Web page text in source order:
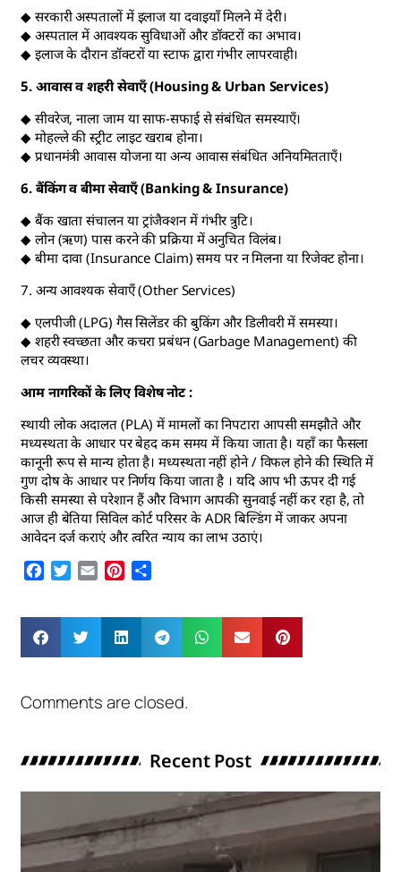
◆ सरकारी अस्पतालों में इलाज या दवाइयाँ मिलने में देरी।
◆ अस्पताल में आवश्यक सुविधाओं और डॉक्टरों का अभाव।
◆ इलाज के दौरान डॉक्टरों या स्टाफ द्वारा गंभीर लापरवाही।
5. आवास व शहरी सेवाएँ (Housing & Urban Services)
◆ सीवरेज, नाला जाम या साफ-सफाई से संबंधित समस्याएँ।
◆ मोहल्ले की स्ट्रीट लाइट खराब होना।
◆ प्रधानमंत्री आवास योजना या अन्य आवास संबंधित अनियमितताएँ।
6. बैंकिंग व बीमा सेवाएँ (Banking & Insurance)
◆ बैंक खाता संचालन या ट्रांजैक्शन में गंभीर त्रुटि।
◆ लोन (ऋण) पास करने की प्रक्रिया में अनुचित विलंब।
◆ बीमा दावा (Insurance Claim) समय पर न मिलना या रिजेक्ट होना।
7. अन्य आवश्यक सेवाएँ (Other Services)
◆ एलपीजी (LPG) गैस सिलेंडर की बुकिंग और डिलीवरी में समस्या।
◆ शहरी स्वच्छता और कचरा प्रबंधन (Garbage Management) की
लचर व्यवस्था।
आम नागरिकों के लिए विशेष नोट :
स्थायी लोक अदालत (PLA) में मामलों का निपटारा आपसी समझौते और
मध्यस्थता के आधार पर बेहद कम समय में किया जाता है। यहाँ का फैसला
कानूनी रूप से मान्य होता है। मध्यस्थता नहीं होने / विफल होने की स्थिति में
गुण दोष के आधार पर निर्णय किया जाता है । यदि आप भी ऊपर दी गई
किसी समस्या से परेशान हैं और विभाग आपकी सुनवाई नहीं कर रहा है, तो
आज ही बेतिया सिविल कोर्ट परिसर के ADR बिल्डिंग में जाकर अपना
आवेदन दर्ज कराएं और त्वरित न्याय का लाभ उठाएं।
Facebook
Twitter
Email Pinterest
Comments are closed.
Recent Post